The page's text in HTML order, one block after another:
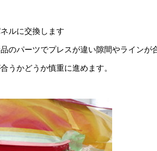
ルに交換します
のパーツでプレスが違い隙間やラインが
うかどうか慎重に進めます。